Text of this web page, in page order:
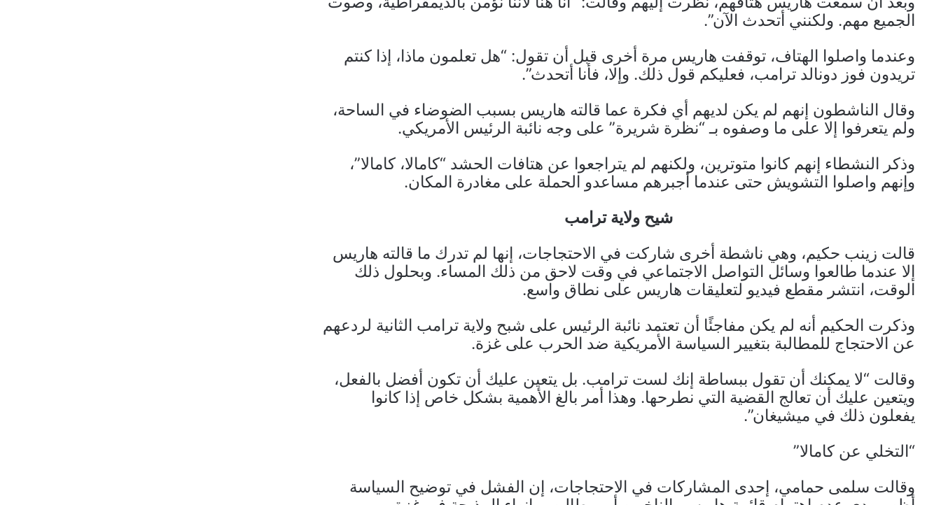
الجميع مهم. ولكنني أتحدث الآن”.
وعندما واصلوا الهتاف، توقفت هاريس مرة أخرى قبل أن تقول: “هل تعلمون ماذا، إذا كنتم
تريدون فوز دونالد ترامب، فعليكم قول ذلك. وإلا، فأنا أتحدث”.
وقال الناشطون إنهم لم يكن لديهم أي فكرة عما قالته هاريس بسبب الضوضاء في الساحة،
ولم يتعرفوا إلا على ما وصفوه بـ “نظرة شريرة” على وجه نائبة الرئيس الأمريكي.
وذكر النشطاء إنهم كانوا متوترين، ولكنهم لم يتراجعوا عن هتافات الحشد “كامالا، كامالا”،
وإنهم واصلوا التشويش حتى عندما أجبرهم مساعدو الحملة على مغادرة المكان.
شيح ولاية ترامب
قالت زينب حكيم، وهي ناشطة أخرى شاركت في الاحتجاجات، إنها لم تدرك ما قالته هاريس
إلا عندما طالعوا وسائل التواصل الاجتماعي في وقت لاحق من ذلك المساء. وبحلول ذلك
الوقت، انتشر مقطع فيديو لتعليقات هاريس على نطاق واسع.
وذكرت الحكيم أنه لم يكن مفاجئًا أن تعتمد نائبة الرئيس على شبح ولاية ترامب الثانية لردعهم
عن الاحتجاج للمطالبة بتغيير السياسة الأمريكية ضد الحرب على غزة.
وقالت “لا يمكنك أن تقول ببساطة إنك لست ترامب. بل يتعين عليك أن تكون أفضل بالفعل،
ويتعين عليك أن تعالج القضية التي نطرحها. وهذا أمر بالغ الأهمية بشكل خاص إذا كانوا
يفعلون ذلك في ميشيغان”.
“التخلي عن كامالا”
وقالت سلمى حمامي، إحدى المشاركات في الاحتجاجات، إن الفشل في توضيح السياسة